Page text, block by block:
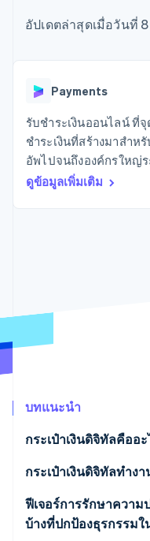
ร
เพิ่มเติม
Product roadmap
ดูสิ่งที่กำลังจะมาถึง
Radar
ดูว่า Stripe กำลังสร้
รับชมเลย
บริษัท
การบริ
องค์ก
บริกา
ภาครัฐ
ธุรกิจ
แหล่ง
การเชื่
สถาน
อัปเดตล่าสุดเมื่อวันที่
Payments
รับชำระเงินออนไลน์ ที่
ชำระเงินที่สร้างมาสำ
อัพไปจนถึงองค์กรใหญ่
ดูข้อมูลเพิ่มเติม
บทแนะนำ
กระเป๋าเงินดิจิทัลคืออะ
กระเป๋าเงินดิจิทัลทำง
ฟีเจอร์การรักษาความ
บ้างที่ปกป้องธุรกรรมใ